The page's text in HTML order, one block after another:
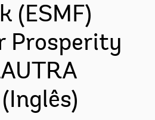
(ESMF)
Prosperity